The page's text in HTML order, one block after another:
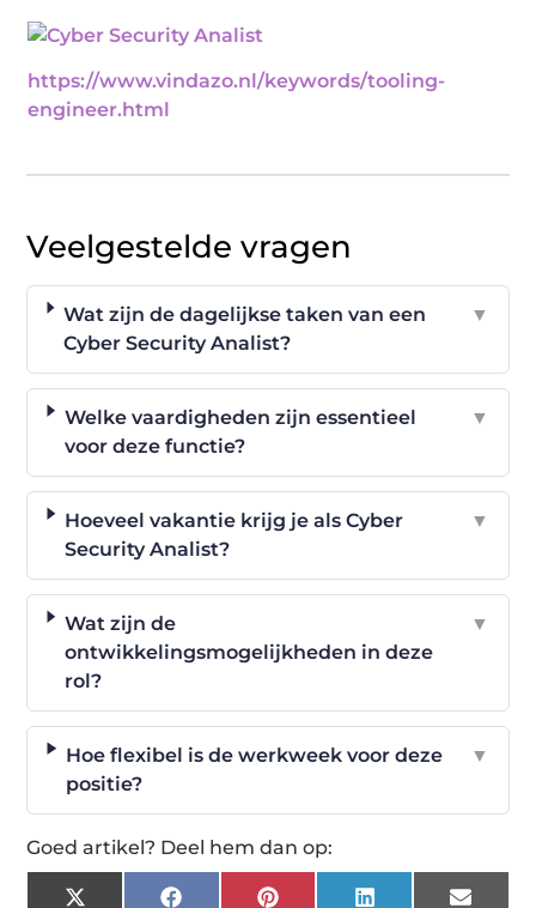
https://www.vindazo.nl/keywords/tooling-
engineer.html
Veelgestelde vragen
Wat zijn de dagelijkse taken van een
Cyber Security Analist?
▼
Welke vaardigheden zijn essentieel
voor deze functie?
▼
Hoeveel vakantie krijg je als Cyber
Security Analist?
▼
Wat zijn de
ontwikkelingsmogelijkheden in deze
rol?
▼
Hoe flexibel is de werkweek voor deze
positie?
▼
Goed artikel? Deel hem dan op: